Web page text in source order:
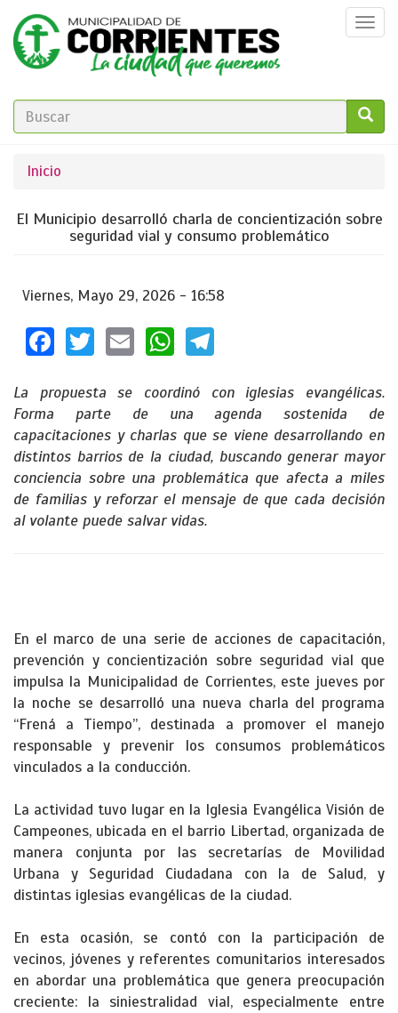
Pasar
contenido
principal
FORMULARIO
BÚSQUEDA
Se
encuentra
usted
Inicio
El Municipio desarrolló charla de concientización sobre
seguridad vial y consumo problemático
Viernes, Mayo 29, 2026 - 16:58
Facebook
TwitterEmailWhatsApp
La propuesta se coordinó con iglesias evangélicas.
Forma parte de una agenda sostenida de
capacitaciones y charlas que se viene desarrollando en
distintos barrios de la ciudad, buscando generar mayor
conciencia sobre una problemática que afecta a miles
de familias y reforzar el mensaje de que cada decisión
al volante puede salvar vidas.
En el marco de una serie de acciones de capacitación,
prevención y concientización sobre seguridad vial que
impulsa la Municipalidad de Corrientes, este jueves por
la noche se desarrolló una nueva charla del programa
“Frená a Tiempo”, destinada a promover el manejo
responsable y prevenir los consumos problemáticos
vinculados a la conducción.
La actividad tuvo lugar en la Iglesia Evangélica Visión de
Campeones, ubicada en el barrio Libertad, organizada de
manera conjunta por las secretarías de Movilidad
Urbana y Seguridad Ciudadana con la de Salud, y
distintas iglesias evangélicas de la ciudad.
En esta ocasión, se contó con la participación de
vecinos, jóvenes y referentes comunitarios interesados
en abordar una problemática que genera preocupación
creciente: la siniestralidad vial, especialmente entre